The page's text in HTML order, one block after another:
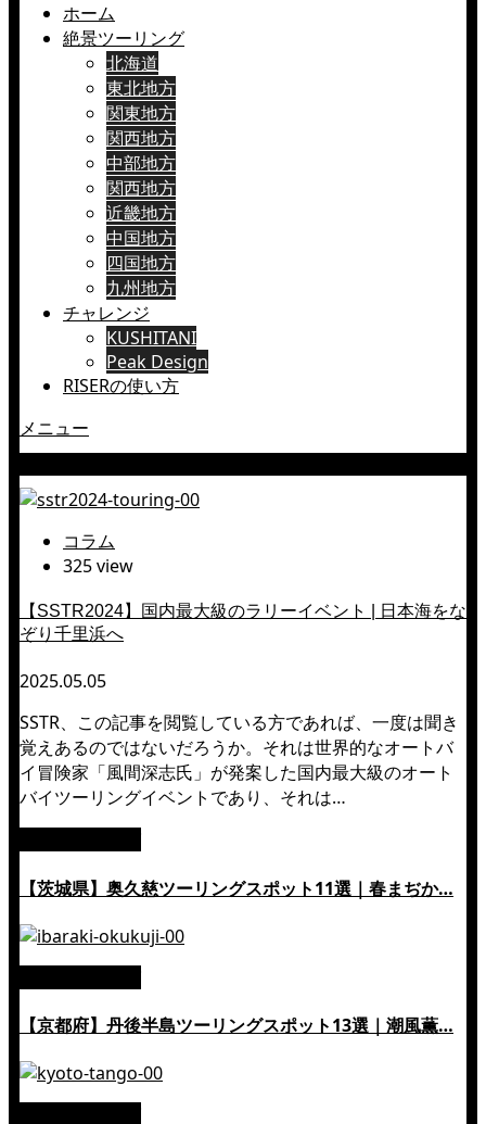
ホーム
絶景ツーリング
北海道
東北地方
関東地方
関西地方
中部地方
関西地方
近畿地方
中国地方
四国地方
九州地方
チャレンジ
KUSHITANI
Peak Design
RISERの使い方
メニュー
コラム
325 view
【SSTR2024】国内最大級のラリーイベント | 日本海をな
ぞり千里浜へ
2025.05.05
SSTR、この記事を閲覧している方であれば、一度は聞き
覚えあるのではないだろうか。それは世界的なオートバ
イ冒険家「風間深志氏」が発案した国内最大級のオート
バイツーリングイベントであり、それは…
【茨城県】奥久慈ツーリングスポット11選｜春まぢか…
【京都府】丹後半島ツーリングスポット13選｜潮風薫…